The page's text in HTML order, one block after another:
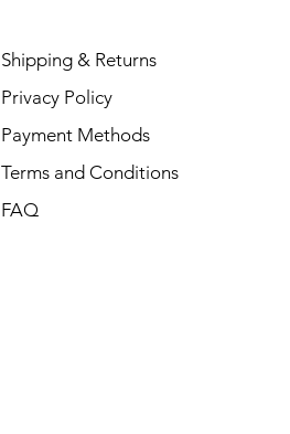
Shipping & Returns
Privacy Policy
Payment Methods
Terms and Conditions
FAQ